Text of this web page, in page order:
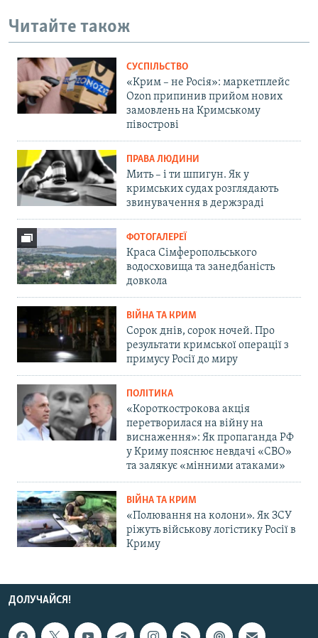
Читайте також
СУСПІЛЬСТВО
«Крим – не Росія»: маркетплейс
Ozon припинив прийом нових
замовлень на Кримському
півострові
ПРАВА ЛЮДИНИ
Мить – і ти шпигун. Як у
кримських судах розглядають
звинувачення в держзраді
ФОТОГАЛЕРЕЇ
Краса Сімферопольського
водосховища та занедбаність
довкола
ВІЙНА ТА КРИМ
Сорок днів, сорок ночей. Про
результати кримської операції з
примусу Росії до миру
ПОЛІТИКА
«Короткострокова акція
перетворилася на війну на
виснаження»: Як пропаганда РФ
у Криму пояснює невдачі «СВО»
та залякує «мінними атаками»
ВІЙНА ТА КРИМ
«Полювання на колони». Як ЗСУ
ріжуть військову логістику Росії в
Криму
ДОЛУЧАЙСЯ!